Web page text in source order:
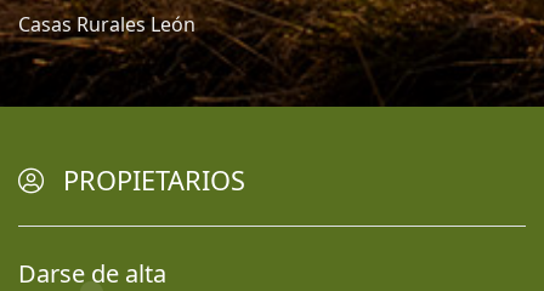
Casas Rurales León
PROPIETARIOS
Darse de alta